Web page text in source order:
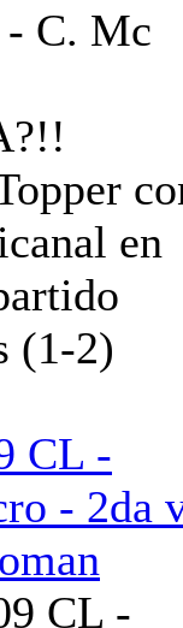
en
(1-2)
CL -
- 2da